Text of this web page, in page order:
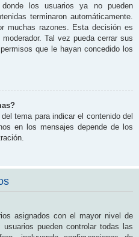
los usuarios ya no pueden
terminaron automáticamente.
muchas razones. Esta decisión es
Tal vez pueda cerrar sus
que le hayan concedido los
tema para indicar el contenido del
en los mensajes depende de los
asignados con el mayor nivel de
pueden controlar todas las